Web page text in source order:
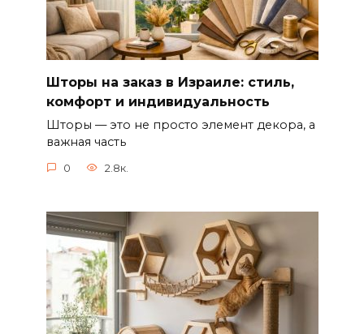
Шторы на заказ в Израиле: стиль,
комфорт и индивидуальность
Шторы — это не просто элемент декора, а
важная часть
0 2.8к.